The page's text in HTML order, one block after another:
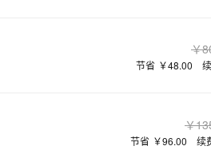
￥
节省 ￥48.00
￥
节省 ￥96.00 续